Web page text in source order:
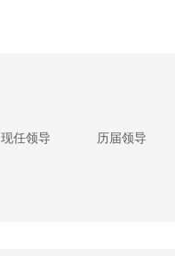
现任领导 历届领导